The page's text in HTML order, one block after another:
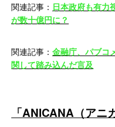
関連記事： 日本政府も有力
が数十億円に？
関連記事：金融庁、パブコ
関して踏み込んだ言及
「ANICANA（アニ